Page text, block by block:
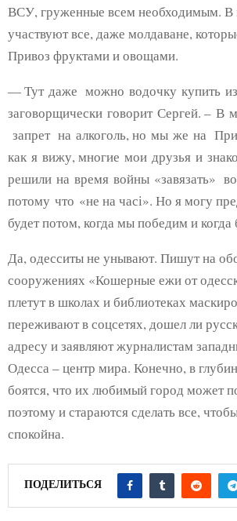
ВСУ, груженные всем необходимым.
участвуют все, даже молдаване,
Привоз фруктами и овощами.
— Тут даже можно водочку купить
заговорщически говорит Сергей. – В
запрет на алкоголь, но мы же на
как я вижу, многие мои друзья и
решили на время войны «завязать»
потому что «не на часі». Но я могу
будет потом, когда мы победим и
Да, одесситы не унывают. Пишут на
сооружениях «Кошерные ежи от
плетут в школах и библиотеках
переживают в соцсетях, дошел ли
адресу и заявляют журналистам
Одесса – центр мира. Конечно, в
боятся, что их любимый город может
поэтому и стараются сделать все,
спокойна.
ПОДЕЛИТЬСЯ